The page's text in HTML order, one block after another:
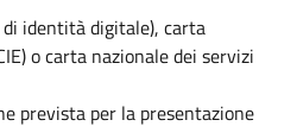
di identità digitale), carta
o carta nazionale dei servizi
prevista per la presentazione